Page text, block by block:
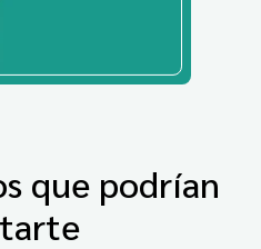
que podrían